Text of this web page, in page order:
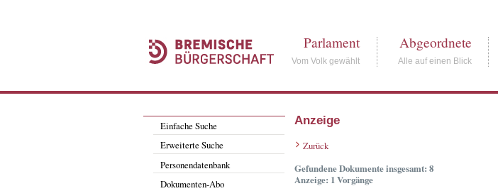
Parlament
Vom Volk gewählt
Abgeordnete
Alle auf einen Blick
Einfache Suche
Erweiterte Suche
Personendatenbank
Dokumenten-Abo
Anzeige
Zurück
Gefundene Dokumente insgesamt: 8
Anzeige: 1 Vorgänge